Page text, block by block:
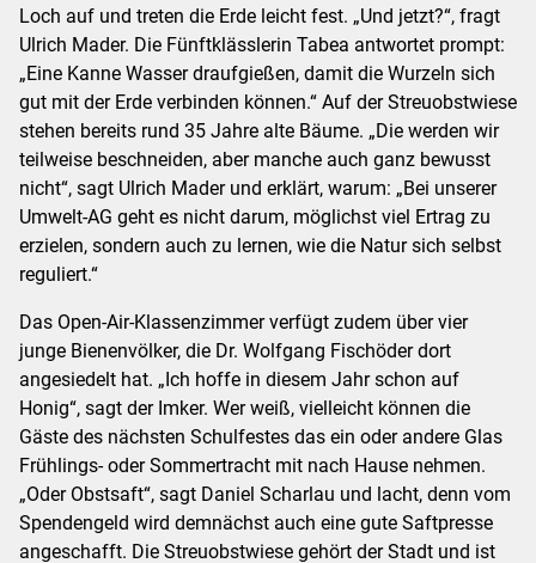
Loch auf und treten die Erde leicht fest. „Und jetzt?“, fragt
Ulrich Mader. Die Fünftklässlerin Tabea antwortet prompt:
„Eine Kanne Wasser draufgießen, damit die Wurzeln sich
gut mit der Erde verbinden können.“ Auf der Streuobstwiese
stehen bereits rund 35 Jahre alte Bäume. „Die werden wir
teilweise beschneiden, aber manche auch ganz bewusst
nicht“, sagt Ulrich Mader und erklärt, warum: „Bei unserer
Umwelt-AG geht es nicht darum, möglichst viel Ertrag zu
erzielen, sondern auch zu lernen, wie die Natur sich selbst
reguliert.“
Das Open-Air-Klassenzimmer verfügt zudem über vier
junge Bienenvölker, die Dr. Wolfgang Fischöder dort
angesiedelt hat. „Ich hoffe in diesem Jahr schon auf
Honig“, sagt der Imker. Wer weiß, vielleicht können die
Gäste des nächsten Schulfestes das ein oder andere Glas
Frühlings- oder Sommertracht mit nach Hause nehmen.
„Oder Obstsaft“, sagt Daniel Scharlau und lacht, denn vom
Spendengeld wird demnächst auch eine gute Saftpresse
angeschafft. Die Streuobstwiese gehört der Stadt und ist